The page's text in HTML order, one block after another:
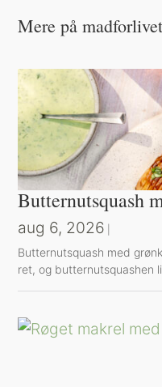
Mere på madforlivet
Butternutsquash
aug 6, 2026
Butternutsquash med
ret, og butternutsquashen